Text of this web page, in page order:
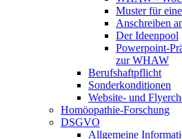
Muster für
Anschreiben
Der Ideenpool
Powerpoint-
zur WHAW
Berufshaftpflicht
Sonderkonditionen
Website- und
Homöopathie-Forschung
DSGVO
Allgemeine